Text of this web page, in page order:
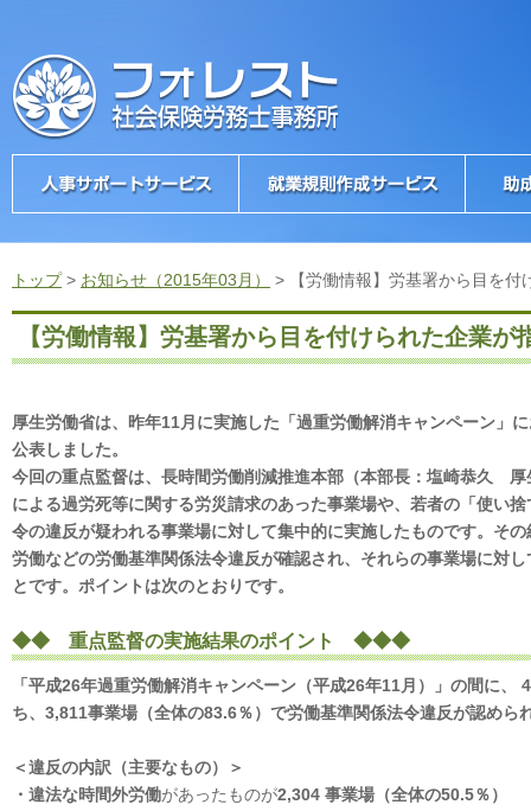
トップ> お知らせ（2015年03月） > 【労働情報】労基署から目を
【労働情報】労基署から目を付けられた企業が
厚生労働省は、昨年11月に実施した「過重労働解消キャンペーン」
公表しました。
今回の重点監督は、長時間労働削減推進本部（本部長：塩崎恭久
による過労死等に関する労災請求のあった事業場や、若者の「使い
令の違反が疑われる事業場に対して集中的に実施したものです。そ
労働などの労働基準関係法令違反が確認され、それらの事業場に対
とです。ポイントは次のとおりです。
◆◆ 重点監督の実施結果のポイント ◆◆◆
「平成26年過重労働解消キャンペーン（平成26年11月）」の間に
ち、3,811事業場（全体の83.6％）で労働基準関係法令違反が認めら
＜違反の内訳（主要なもの）＞
・違法な時間外労働があったものが2,304 事業場（全体の50.5％）